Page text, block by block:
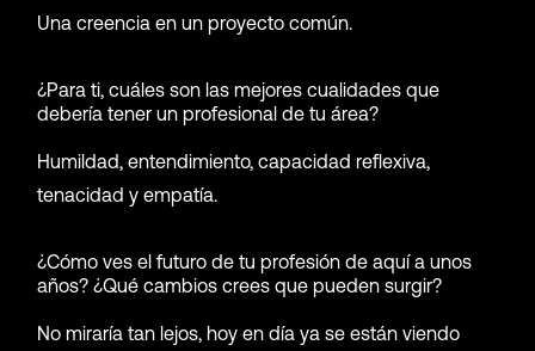
Una creencia en un proyecto común.
¿Para ti, cuáles son las mejores cualidades que
debería tener un profesional de tu área?
Humildad, entendimiento, capacidad reflexiva,
tenacidad y empatía.
¿Cómo ves el futuro de tu profesión de aquí a unos
años? ¿Qué cambios crees que pueden surgir?
No miraría tan lejos, hoy en día ya se están viendo